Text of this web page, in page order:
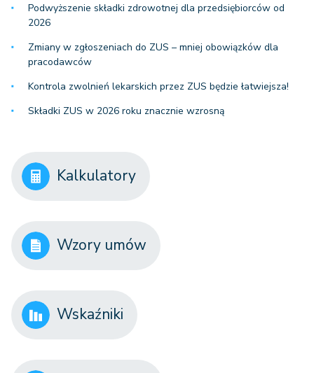
Podwyższenie składki zdrowotnej dla przedsiębiorców od
2026
Zmiany w zgłoszeniach do ZUS – mniej obowiązków dla
pracodawców
Kontrola zwolnień lekarskich przez ZUS będzie łatwiejsza!
Składki ZUS w 2026 roku znacznie wzrosną
Kalkulatory
Wzory umów
Wskaźniki